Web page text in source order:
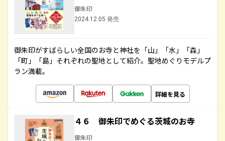
御朱印
2024.12.05 発売
御朱印がすばらしい全国のお寺と神社を「山」「水」「森」
「町」「島」それぞれの聖地として紹介。聖地めぐりモデルプ
ラン満載。
詳細を見る
４６ 御朱印でめぐる茨城のお寺
御朱印